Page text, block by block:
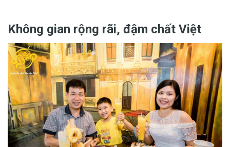
Không gian rộng rãi, đậm chất Việt